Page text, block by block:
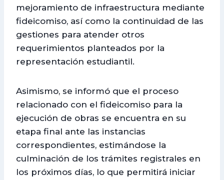
mejoramiento de infraestructura mediante
fideicomiso, así como la continuidad de las
gestiones para atender otros
requerimientos planteados por la
representación estudiantil.
Asimismo, se informó que el proceso
relacionado con el fideicomiso para la
ejecución de obras se encuentra en su
etapa final ante las instancias
correspondientes, estimándose la
culminación de los trámites registrales en
los próximos días, lo que permitirá iniciar